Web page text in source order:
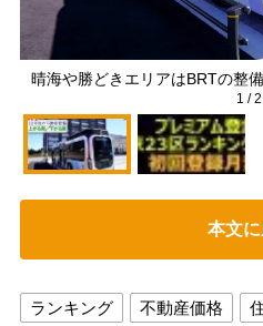
晴海や勝どきエリアはBRTの整
1 /2
本文
ランキング 不動産価格